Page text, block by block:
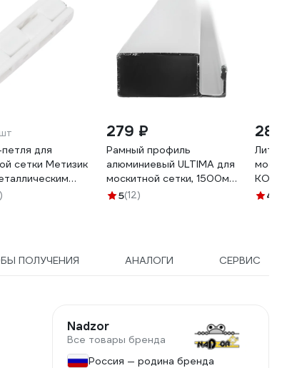
для
сетки Метизик
белая 4223.07
279 ₽
Рамный профиль
алюминиевый ULTIMA для
москитной сетки, 1500мм
х 23 x 9 мм, цвет белый
5(12)
285
Литой
4.9
ПОЛУЧЕНИЯ АНАЛОГИ СЕРВИС
Nadzor
Все товары бренда
Россия — родина бренда